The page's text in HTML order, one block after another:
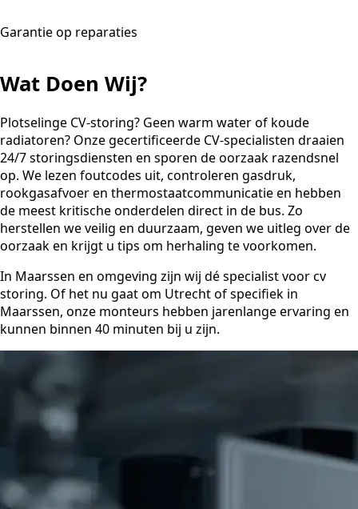
Garantie op reparaties
Wat Doen Wij?
Plotselinge CV-storing? Geen warm water of koude
radiatoren? Onze gecertificeerde CV-specialisten draaien
24/7 storingsdiensten en sporen de oorzaak razendsnel
op. We lezen foutcodes uit, controleren gasdruk,
rookgasafvoer en thermostaatcommunicatie en hebben
de meest kritische onderdelen direct in de bus. Zo
herstellen we veilig en duurzaam, geven we uitleg over de
oorzaak en krijgt u tips om herhaling te voorkomen.
In Maarssen en omgeving zijn wij dé specialist voor cv
storing. Of het nu gaat om Utrecht of specifiek in
Maarssen, onze monteurs hebben jarenlange ervaring en
kunnen binnen 40 minuten bij u zijn.